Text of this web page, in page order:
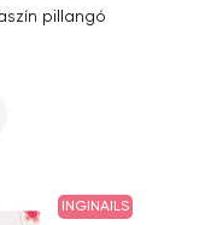
pillangó
INGINAILS